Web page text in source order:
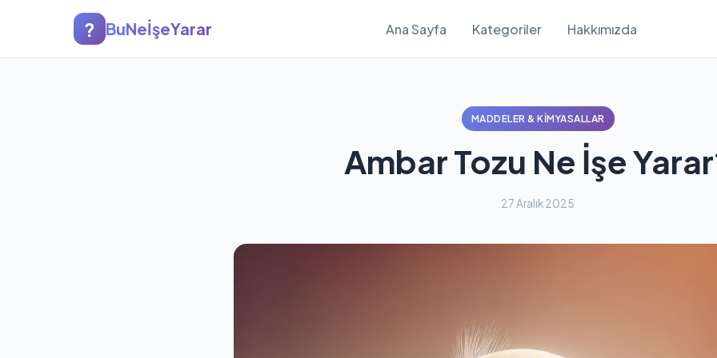
? BuNeİşeYarar Ana Sayfa Kategoriler Hakkımızda
MADDELER & KIMYASALLAR
Ambar Tozu Ne İşe
27 Aralık 2025